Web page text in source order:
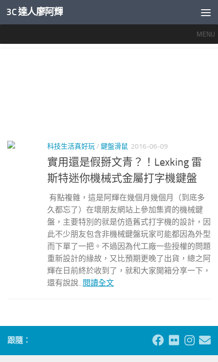
內文下方
3C 達人廖阿輝
MENU
科技生活真好玩/ 鍵盤滑鼠 2016-06-09
實用還是假掰文青？！Lexking 雷
斯特迷你機械式金屬打字機鍵盤
有點複雜，這是阿輝在幾個月幾個月（到底多
久都忘了）在壞朋友網站上參加集資的機械鍵
盤，主要特別的就是仿造舊式打字機的設計，因
此不少朋友包含非機械鍵盤玩家可能都因為外型
而下單了一把。不過因為代工廠一些授權的問題
重新設計的緣故，又比預期更晚了出貨，總之阿
輝在日前終於收到了，就和大家開箱分享一下，
還有說說...閱讀全文
跟隨：